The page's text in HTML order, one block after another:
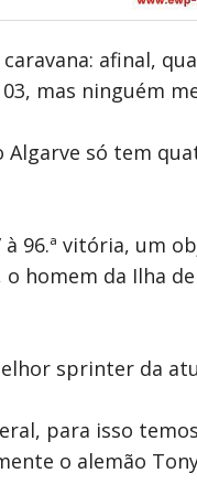
afinal,
mas ninguém
só tem
à 96.ª vitória, um
homem da Ilha
sprinter da
para isso
o alemão